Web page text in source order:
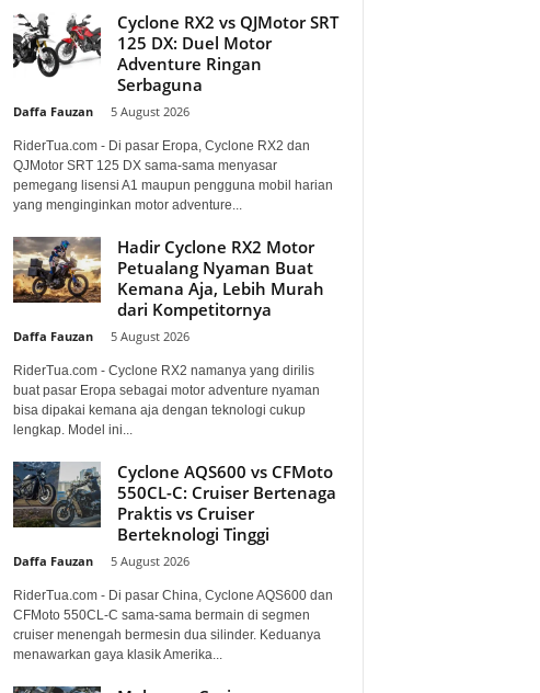
Cyclone RX2 vs QJMotor SRT
125 DX: Duel Motor
Adventure Ringan
Serbaguna
Daffa Fauzan 5 August 2026
RiderTua.com - Di pasar Eropa, Cyclone RX2 dan
QJMotor SRT 125 DX sama-sama menyasar
pemegang lisensi A1 maupun pengguna mobil harian
yang menginginkan motor adventure...
Hadir Cyclone RX2 Motor
Petualang Nyaman Buat
Kemana Aja, Lebih Murah
dari Kompetitornya
Daffa Fauzan 5 August 2026
RiderTua.com - Cyclone RX2 namanya yang dirilis
buat pasar Eropa sebagai motor adventure nyaman
bisa dipakai kemana aja dengan teknologi cukup
lengkap. Model ini...
Cyclone AQS600 vs CFMoto
550CL-C: Cruiser Bertenaga
Praktis vs Cruiser
Berteknologi Tinggi
Daffa Fauzan 5 August 2026
RiderTua.com - Di pasar China, Cyclone AQS600 dan
CFMoto 550CL-C sama-sama bermain di segmen
cruiser menengah bermesin dua silinder. Keduanya
menawarkan gaya klasik Amerika...